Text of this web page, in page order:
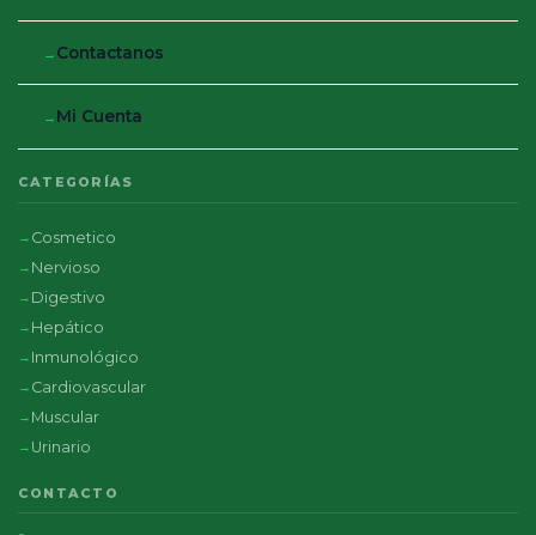
Contactanos
Mi Cuenta
CATEGORÍAS
Cosmetico
Nervioso
Digestivo
Hepático
Inmunológico
Cardiovascular
Muscular
Urinario
CONTACTO